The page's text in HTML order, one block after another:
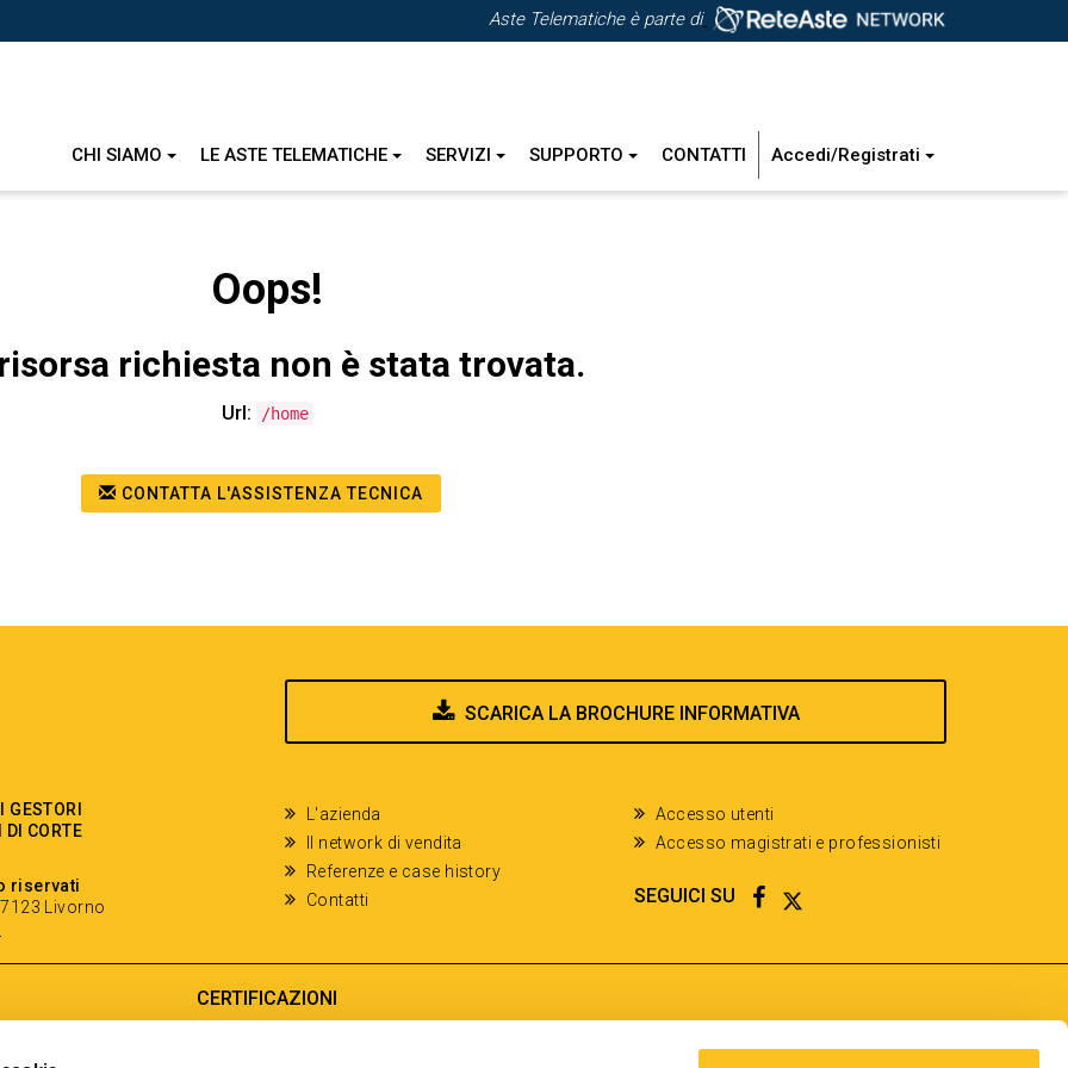
Aste Telematiche è parte di
CHI SIAMO LE ASTE TELEMATICHE SERVIZI SUPPORTO CONTATTI Accedi/Registrati
Oops!
richiesta non è stata trovata.
Url: /home
CONTATTA L'ASSISTENZA TECNICA
SCARICA LA BROCHURE INFORMATIVA
DI CORTE
riservati
Livorno
L'azienda
Il network di vendita
Referenze e case history
Contatti
Accesso utenti
Accesso magistrati e professionisti
SEGUICI SU FACEBOOK
TWITTER
CERTIFICAZIONI